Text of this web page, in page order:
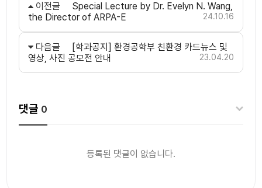
이전글
Special Lecture by Dr. Evelyn N. Wang,
the Director of ARPA-E
24.10.16
다음글
[학과공지] 환경공학부 친환경 카드뉴스 및
영상, 사진 공모전 안내
23.04.20
댓글 0
등록된 댓글이 없습니다.